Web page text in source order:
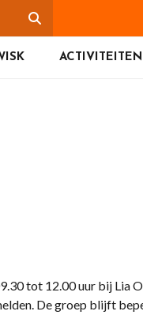
ACTIVITEITEN
tot 12.00 uur bij Lia
De groep blijft